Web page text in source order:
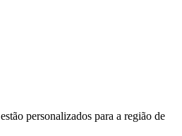
estão personalizados para a região de